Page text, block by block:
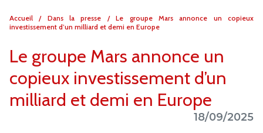
Vous
êtes
Accueil/ Dans la presse /Le groupe Mars annonce un copieux
investissement d’un milliard et demi en Europe
Le groupe Mars annonce un
copieux investissement d’un
milliard et demi en Europe
18/09/2025